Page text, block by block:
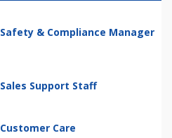
Safety & Compliance Manager
Sales Support Staff
Customer Care